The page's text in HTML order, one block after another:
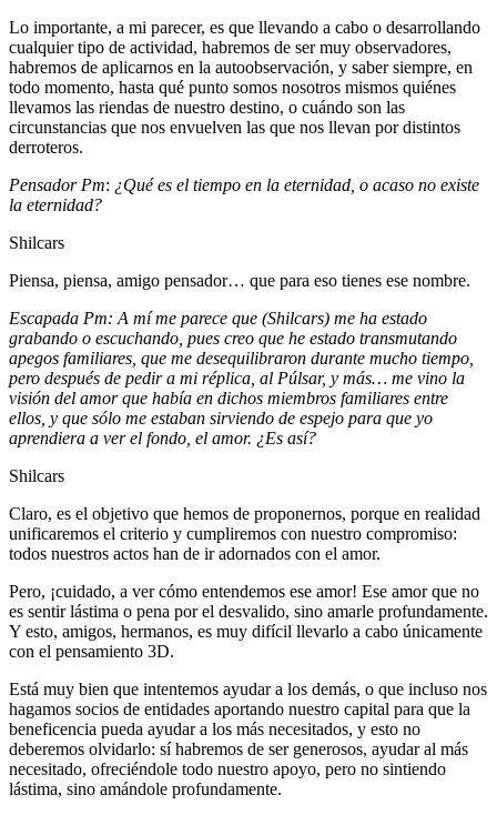
Lo importante, a mi parecer, es que llevando a cabo o desarrollando
cualquier tipo de actividad, habremos de ser muy observadores,
habremos de aplicarnos en la autoobservación, y saber siempre, en
todo momento, hasta qué punto somos nosotros mismos quiénes
llevamos las riendas de nuestro destino, o cuándo son las
circunstancias que nos envuelven las que nos llevan por distintos
derroteros.
Pensador Pm: ¿Qué es el tiempo en la eternidad, o acaso no existe
la eternidad?
Shilcars
Piensa, piensa, amigo pensador… que para eso tienes ese nombre.
Escapada Pm: A mí me parece que (Shilcars) me ha estado
grabando o escuchando, pues creo que he estado transmutando
apegos familiares, que me desequilibraron durante mucho tiempo,
pero después de pedir a mi réplica, al Púlsar, y más… me vino la
visión del amor que había en dichos miembros familiares entre
ellos, y que sólo me estaban sirviendo de espejo para que yo
aprendiera a ver el fondo, el amor. ¿Es así?
Shilcars
Claro, es el objetivo que hemos de proponernos, porque en realidad
unificaremos el criterio y cumpliremos con nuestro compromiso:
todos nuestros actos han de ir adornados con el amor.
Pero, ¡cuidado, a ver cómo entendemos ese amor! Ese amor que no
es sentir lástima o pena por el desvalido, sino amarle profundamente.
Y esto, amigos, hermanos, es muy difícil llevarlo a cabo únicamente
con el pensamiento 3D.
Está muy bien que intentemos ayudar a los demás, o que incluso nos
hagamos socios de entidades aportando nuestro capital para que la
beneficencia pueda ayudar a los más necesitados, y esto no
deberemos olvidarlo: sí habremos de ser generosos, ayudar al más
necesitado, ofreciéndole todo nuestro apoyo, pero no sintiendo
lástima, sino amándole profundamente.